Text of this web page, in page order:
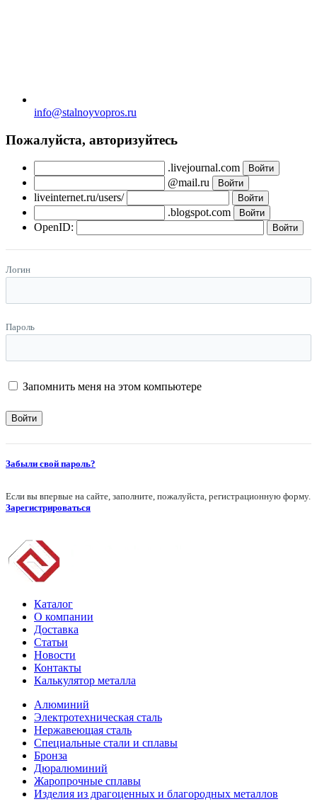
info@stalnoyvopros.ru
Пожалуйста, авторизуйтесь
.livejournal.com
@mail.ru
liveinternet.ru/users/
.blogspot.com
OpenID:
Логин
Пароль
Запомнить меня на этом компьютере
Забыли свой пароль?
Если вы впервые на сайте, заполните, пожалуйста, регистрационную форму.
Зарегистрироваться
Каталог
О компании
Доставка
Статьи
Новости
Контакты
Калькулятор металла
Алюминий
Электротехническая сталь
Нержавеющая сталь
Специальные стали и сплавы
Бронза
Дюралюминий
Жаропрочные сплавы
Изделия из драгоценных и благородных металлов